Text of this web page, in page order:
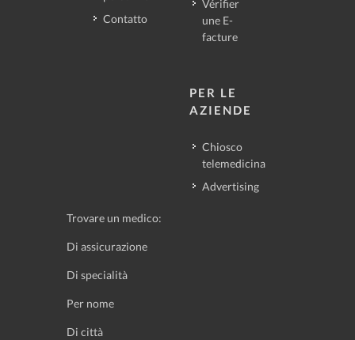
Contatto
Vérifier
une E-
facture
PER LE
AZIENDE
Chiosco
telemedicina
Advertising
Trovare un medico:
Di assicurazione
Di specialità
Per nome
Di città